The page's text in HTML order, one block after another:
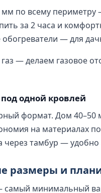
мм по всему
за 2 часа и
— для
газ — делаем газовое
одной кровлей
формат. Дом 40–50
на материалах
через тамбур —
размеры и
минимальный